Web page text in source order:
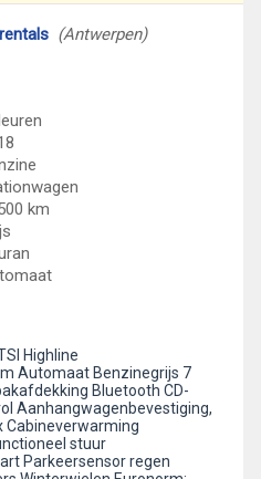
(Antwerpen)
km
Highline
Automaat Benzinegrijs 7
Bluetooth CD-
Aanhangwagenbevestiging,
stuur
Parkeersensor regen